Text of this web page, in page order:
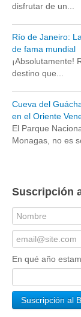
disfrutar de un...
Río de Janeiro:
de fama mundial
¡Absolutamente!
destino que...
Cueva del
en el Oriente
El Parque
Monagas, no es
Suscripción
En qué año